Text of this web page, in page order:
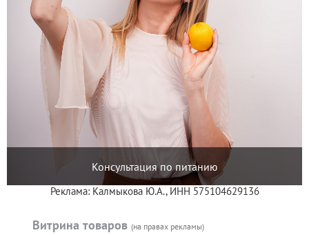
Консультация по питанию
Реклама: Калмыкова Ю.А., ИНН 575104629136
Витрина товаров (на правах рекламы)